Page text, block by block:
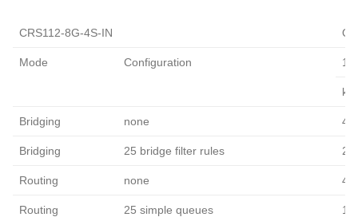
CRS112-8G-4S-IN
Mode Configuration
Bridging none
Bridging 25 bridge filter rules
Routing none
Routing 25 simple queues